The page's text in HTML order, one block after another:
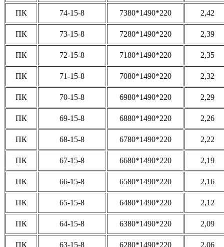
ПК 74-15-8 7380*1490*220 2,42
ПК 73-15-8 7280*1490*220 2,39
ПК 72-15-8 7180*1490*220 2,35
ПК 71-15-8 7080*1490*220 2,32
ПК 70-15-8 6980*1490*220 2,29
ПК 69-15-8 6880*1490*220 2,26
ПК 68-15-8 6780*1490*220 2,22
ПК 67-15-8 6680*1490*220 2,19
ПК 66-15-8 6580*1490*220 2,16
ПК 65-15-8 6480*1490*220 2,12
ПК 64-15-8 6380*1490*220 2,09
ПК 63-15-8 6280*1490*220 2,06